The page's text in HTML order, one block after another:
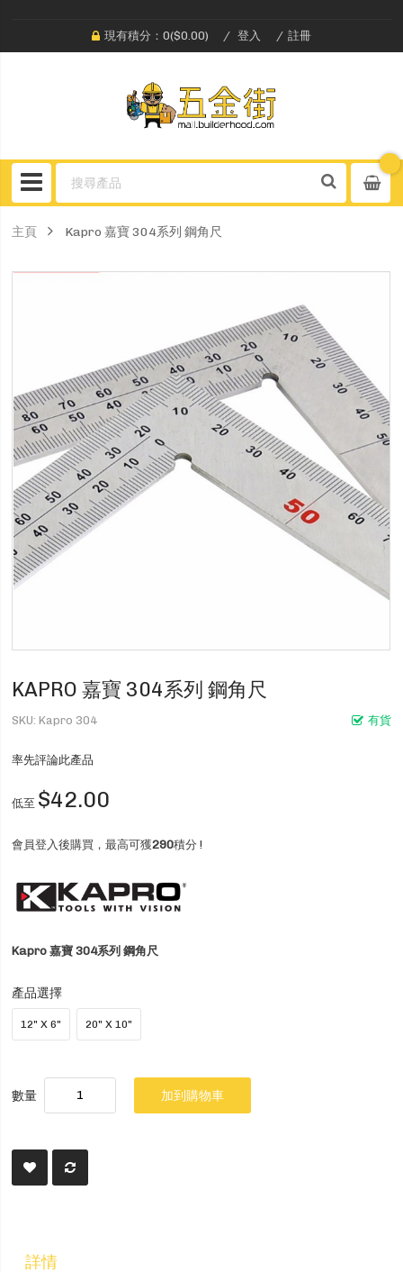
現有積分：0($0.00) 登入 註冊
主頁 Kapro 嘉寶 304系列 鋼角尺
KAPRO 嘉寶 304系列 鋼角尺
有貨
SKU Kapro 304
率先評論此產品
低至 $42.00
會員登入後購買，最高可獲290積分 !
Kapro 嘉寶 304系列 鋼角尺
產品選擇
12" X 6" 20" X 10"
數量 加到購物車
詳情